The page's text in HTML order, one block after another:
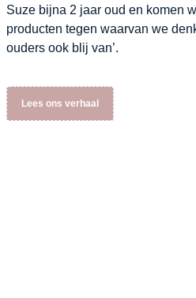
Suze bijna 2 jaar oud en komen
producten tegen waarvan we
ouders ook blij van’.
Lees ons verhaal